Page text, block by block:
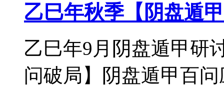
乙巳年秋季【阴盘遁
乙巳年9月阴盘遁甲研
问破局】阴盘遁甲百